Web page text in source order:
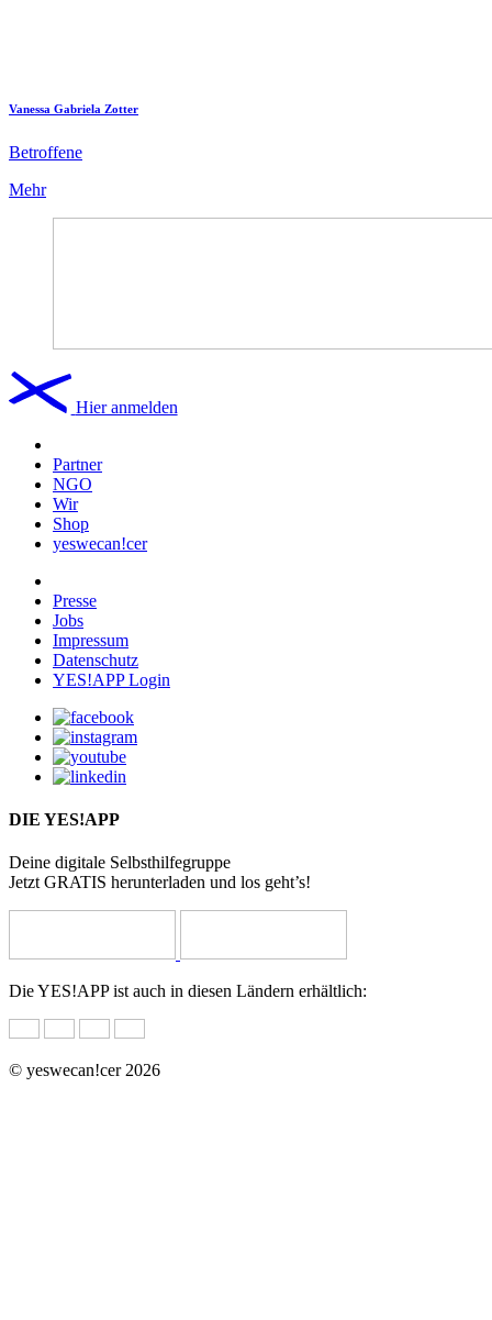
Vanessa Gabriela Zotter
Betroffene
Mehr
Hier anmelden
Partner
NGO
Wir
Shop
yeswecan!cer
Presse
Jobs
Impressum
Datenschutz
YES!APP Login
DIE YES!APP
Deine digitale Selbsthilfegruppe
Jetzt GRATIS herunterladen und los geht’s!
Die YES!APP ist auch in diesen Ländern erhältlich:
© yeswecan!cer 2026